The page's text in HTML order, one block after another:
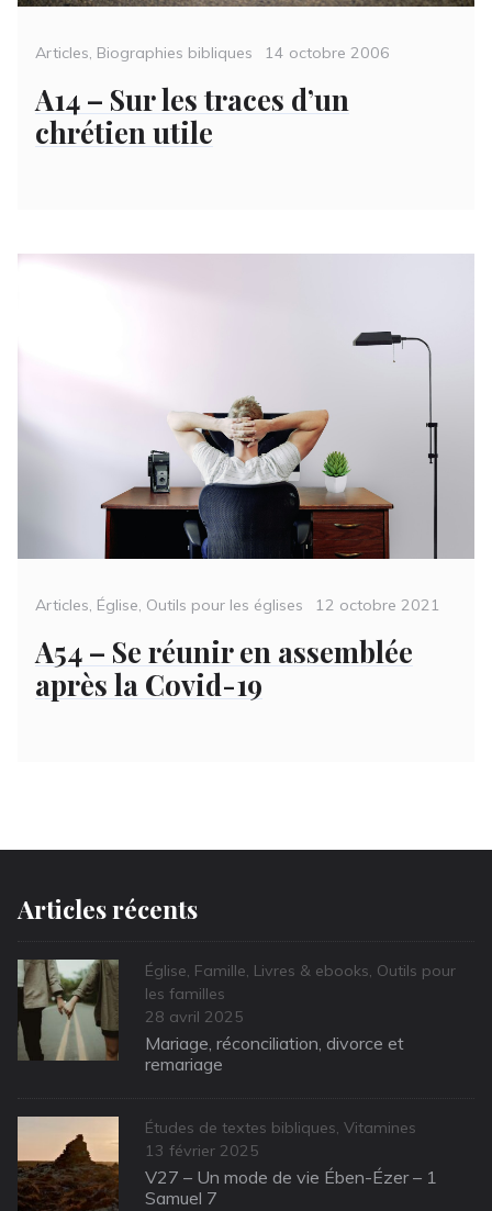
Categories
Articles, Biographies bibliques
Posted
14 octobre 2006
A14 – Sur les traces d’un
chrétien utile
Categories
Articles Église Outils pour les églises
Posted
12 octobre 2021
A54 – Se réunir en assemblée
après la Covid-19
Articles récents
Categories
Église Famille Livres & ebooks Outils pour
les familles
Posted
on
28 avril 2025
Mariage, réconciliation, divorce et
remariage
Categories
Études de textes bibliques, Vitamines
Posted
on
13 février 2025
V27 – Un mode de vie Ében-Ézer – 1
Samuel 7